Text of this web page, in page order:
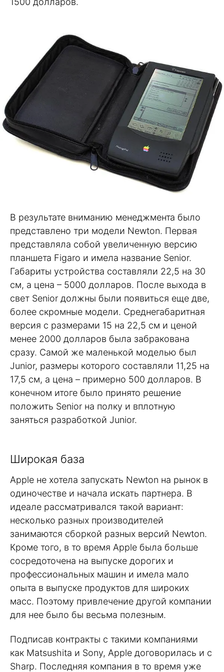
В результате вниманию менеджмента было
представлено три модели Newton. Первая
представляла собой увеличенную версию
планшета Figaro и имела название Senior.
Габариты устройства составляли 22,5 на 30
см, а цена – 5000 долларов. После выхода в
свет Senior должны были появиться еще две,
более скромные модели. Среднегабаритная
версия с размерами 15 на 22,5 см и ценой
менее 2000 долларов была забракована
сразу. Самой же маленькой моделью был
Junior, размеры которого составляли 11,25 на
17,5 см, а цена – примерно 500 долларов. В
конечном итоге было принято решение
положить Senior на полку и вплотную
заняться разработкой Junior.
Широкая база
Apple не хотела запускать Newton на рынок в
одиночестве и начала искать партнера. В
идеале рассматривался такой вариант:
несколько разных производителей
занимаются сборкой разных версий Newton.
Кроме того, в то время Apple была больше
сосредоточена на выпуске дорогих и
профессиональных машин и имела мало
опыта в выпуске продуктов для широких
масс. Поэтому привлечение другой компании
для нее было бы весьма полезным.
Подписав контракты с такими компаниями
как Matsushita и Sony, Apple договорилась и с
Sharp. Последняя компания в то время уже